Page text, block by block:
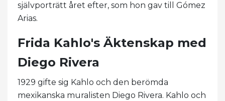
självporträtt året efter, som hon gav till Gómez
Arias.
Frida Kahlo's Äktenskap med
Diego Rivera
1929 gifte sig Kahlo och den berömda
mexikanska muralisten Diego Rivera. Kahlo och